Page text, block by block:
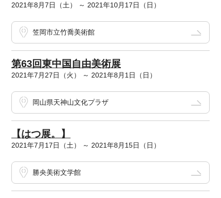
2021年8月7日（土） ～ 2021年10月17日（日）
笠岡市立竹喬美術館
第63回東中国自由美術展
2021年7月27日（火） ～ 2021年8月1日（日）
岡山県天神山文化プラザ
【はつ展。】
2021年7月17日（土） ～ 2021年8月15日（日）
勝央美術文学館